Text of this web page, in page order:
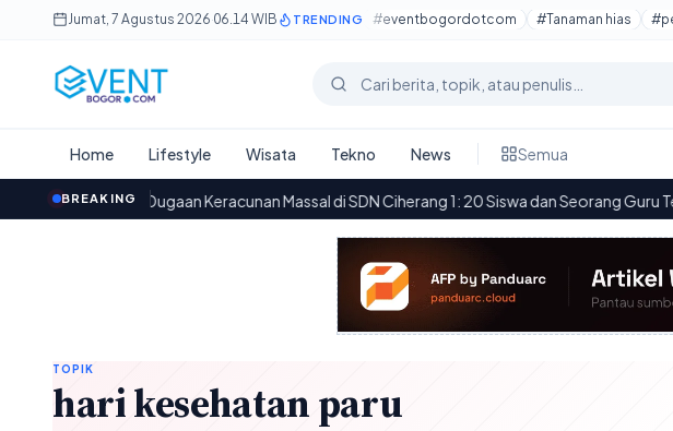
Lewati ke konten utama
Jumat, 7 Agustus 2026·06.14 WIB TRENDING #eventbogordotcom #Tanaman hias
Cari berita
Home Lifestyle Wisata Tekno News Semua
BREAKING
09.09Dugaan Keracunan Massal di SDN Ciherang 1: 20 Siswa dan Seorang Guru Terkena
TOPIK
hari kesehatan paru